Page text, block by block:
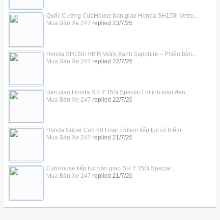
Quốc Cường CubHouse bàn giao Honda SH150i Vetro...
Mua Bán Xe 247 replied 23/7/26
Honda SH150i HMR Vetro Xanh Sapphire – Phiên bản...
Mua Bán Xe 247 replied 22/7/26
Bàn giao Honda SH Ý 150i Special Edition màu đen...
Mua Bán Xe 247 replied 22/7/26
Honda Super Cub 50 Final Edition tiếp tục có thêm...
Mua Bán Xe 247 replied 21/7/26
CubHouse tiếp tục bàn giao SH Ý 150i Special...
Mua Bán Xe 247 replied 21/7/26